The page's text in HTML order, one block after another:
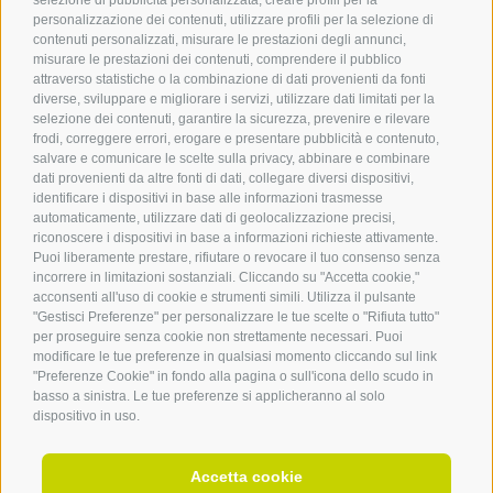
personalizzazione dei contenuti, utilizzare profili per la selezione di
contenuti personalizzati, misurare le prestazioni degli annunci,
misurare le prestazioni dei contenuti, comprendere il pubblico
attraverso statistiche o la combinazione di dati provenienti da fonti
diverse, sviluppare e migliorare i servizi, utilizzare dati limitati per la
selezione dei contenuti, garantire la sicurezza, prevenire e rilevare
frodi, correggere errori, erogare e presentare pubblicità e contenuto,
salvare e comunicare le scelte sulla privacy, abbinare e combinare
dati provenienti da altre fonti di dati, collegare diversi dispositivi,
identificare i dispositivi in base alle informazioni trasmesse
automaticamente, utilizzare dati di geolocalizzazione precisi,
riconoscere i dispositivi in base a informazioni richieste attivamente.
Puoi liberamente prestare, rifiutare o revocare il tuo consenso senza
incorrere in limitazioni sostanziali. Cliccando su "Accetta cookie,"
acconsenti all'uso di cookie e strumenti simili. Utilizza il pulsante
"Gestisci Preferenze" per personalizzare le tue scelte o "Rifiuta tutto"
per proseguire senza cookie non strettamente necessari. Puoi
modificare le tue preferenze in qualsiasi momento cliccando sul link
"Preferenze Cookie" in fondo alla pagina o sull'icona dello scudo in
basso a sinistra. Le tue preferenze si applicheranno al solo
dispositivo in uso.
Accetta cookie
UN MEETING VELOCE
in un’atmosfera informale
Diversi clienti business hanno trovato qui da noi un luogo
informale per un meeting. Nel nostro
soluzione, tranquilla e privata, è la nostrastube rustica,
riservare a oreper un meeting importante